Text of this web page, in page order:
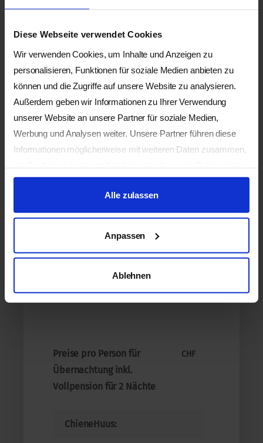
Diese Webseite verwendet Cookies
Wir verwenden Cookies, um Inhalte und Anzeigen zu
personalisieren, Funktionen für soziale Medien anbieten zu
können und die Zugriffe auf unsere Website zu analysieren.
Außerdem geben wir Informationen zu Ihrer Verwendung
unserer Website an unsere Partner für soziale Medien,
Werbung und Analysen weiter. Unsere Partner führen diese
Informationen möglicherweise mit weiteren Daten zusammen,
Nutzung der Dienste gesammelt haben.
Alle zulassen
Anpassen
Ablehnen
Schülerin, Ausbildung in
https://www.holotrop-
atmen.ch
Kalyan LENSCH
Facilitator in
transpersonalem Atmen
IIBP, Coach, Heilpraktiker
Psychologie,
Supervisor
https://www.holotrop-
Preise pro Person für
Übernachtung inkl.
Vollpension für 2 Nächte
CHF
ChieneHuus: